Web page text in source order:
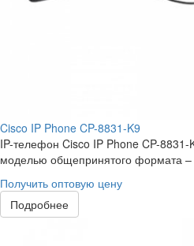
Cisco IP Phone CP-8831-K9
IP-телефон Cisco IP Phone CP-8831-
моделью общепринятого формата –
Получить оптовую цену
Подробнее